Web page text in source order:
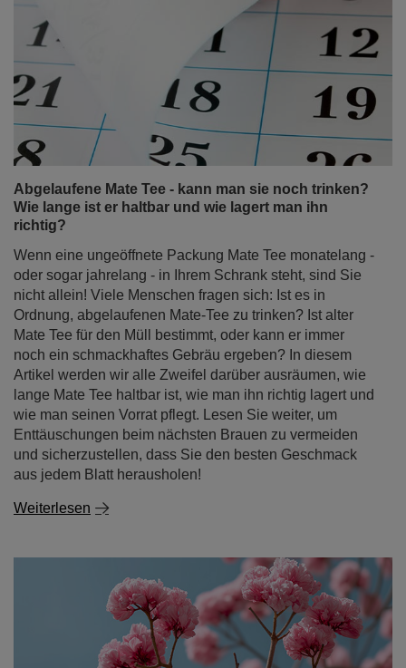
Abgelaufene Mate Tee - kann man sie noch trinken?
Wie lange ist er haltbar und wie lagert man ihn
richtig?
Wenn eine ungeöffnete Packung Mate Tee monatelang -
oder sogar jahrelang - in Ihrem Schrank steht, sind Sie
nicht allein! Viele Menschen fragen sich: Ist es in
Ordnung, abgelaufenen Mate-Tee zu trinken? Ist alter
Mate Tee für den Müll bestimmt, oder kann er immer
noch ein schmackhaftes Gebräu ergeben? In diesem
Artikel werden wir alle Zweifel darüber ausräumen, wie
lange Mate Tee haltbar ist, wie man ihn richtig lagert und
wie man seinen Vorrat pflegt. Lesen Sie weiter, um
Enttäuschungen beim nächsten Brauen zu vermeiden
und sicherzustellen, dass Sie den besten Geschmack
aus jedem Blatt herausholen!
Weiterlesen